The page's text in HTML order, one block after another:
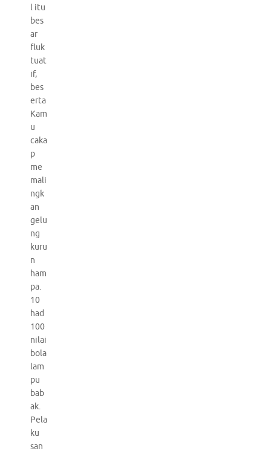
l itu
bes
ar
fluk
tuat
if,
bes
erta
Kam
u
caka
p
me
mali
ngk
an
gelu
ng
kuru
n
ham
pa.
10
had
100
nilai
bola
lam
pu
bab
ak.
Pela
ku
san